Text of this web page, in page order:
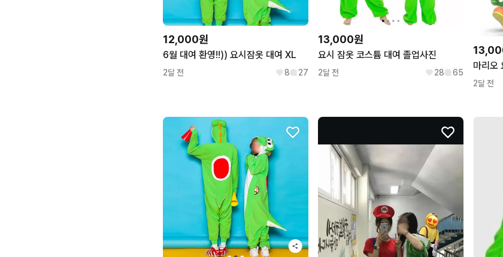
12,000원
6월 대여 환영!!)) 요시잠옷 대여 XL
2달 전 8 27
13,000원
요시 잠옷 코스튬 대여 졸업사진
2달 전 28 65
마리오
2달 전